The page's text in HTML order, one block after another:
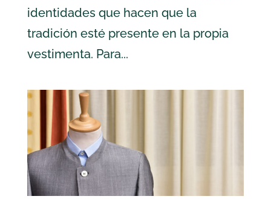
identidades que hacen que la
tradición esté presente en la propia
vestimenta. Para...